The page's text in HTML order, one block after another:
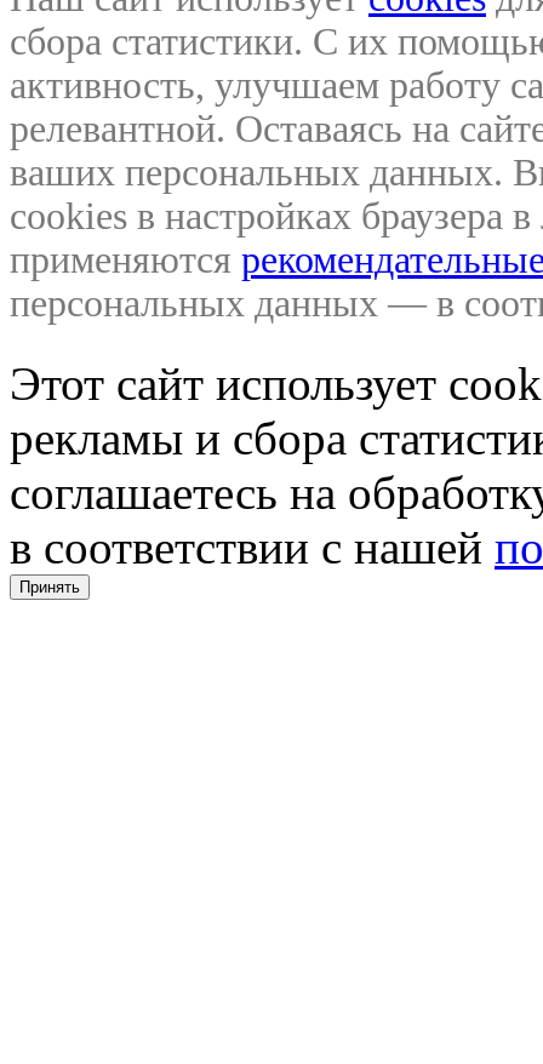
сбора статистики. С их
активность, улучшаем работу
релевантной. Оставаясь на
ваших персональных данных.
cookies в настройках браузера
применяются
персональных данных — в
Этот сайт использует
рекламы и сбора
соглашаетесь на
в соответствии с нашей
Принять